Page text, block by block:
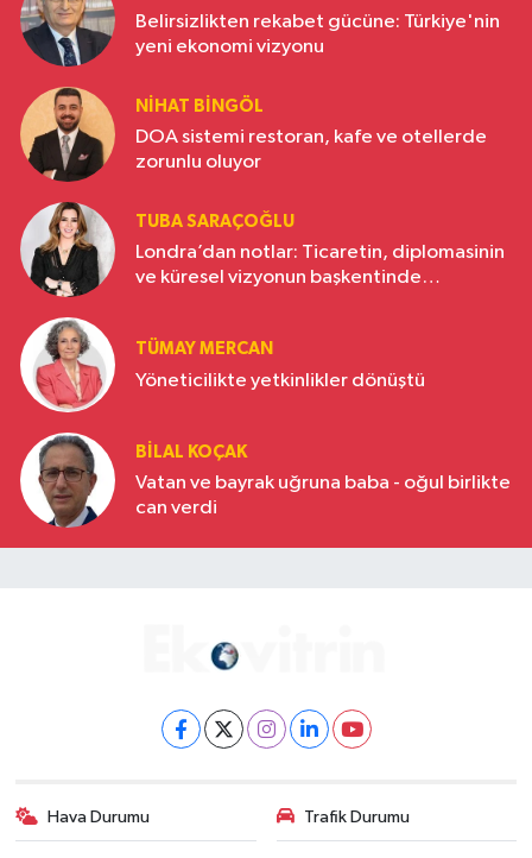
Belirsizlikten rekabet gücüne: Türkiye'nin
yeni ekonomi vizyonu
NIHAT BINGÖL
DOA sistemi restoran, kafe ve otellerde
zorunlu oluyor
TUBA SARAÇOĞLU
Londra’dan notlar: Ticaretin, diplomasinin
ve küresel vizyonun başkentinde
TÜMAY MERCAN
Yöneticilikte yetkinlikler dönüştü
BILAL KOÇAK
Vatan ve bayrak uğruna baba - oğul birlikte
can verdi
Hava Durumu Trafik Durumu